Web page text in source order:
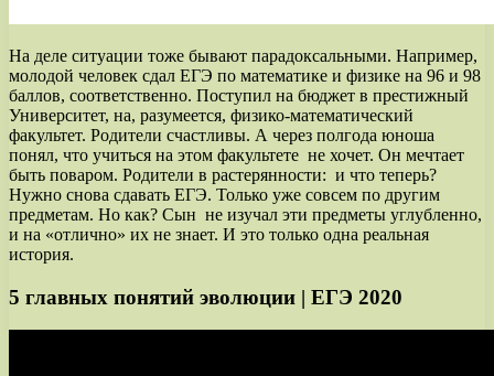
На деле ситуации тоже бывают парадоксальными. Например,
молодой человек сдал ЕГЭ по математике и физике на 96 и 98
баллов, соответственно. Поступил на бюджет в престижный
Университет, на, разумеется, физико-математический
факультет. Родители счастливы. А через полгода юноша
понял, что учиться на этом факультете не хочет. Он мечтает
быть поваром. Родители в растерянности: и что теперь?
Нужно снова сдавать ЕГЭ. Только уже совсем по другим
предметам. Но как? Сын не изучал эти предметы углубленно,
и на «отлично» их не знает. И это только одна реальная
история.
5 главных понятий эволюции | ЕГЭ 2020